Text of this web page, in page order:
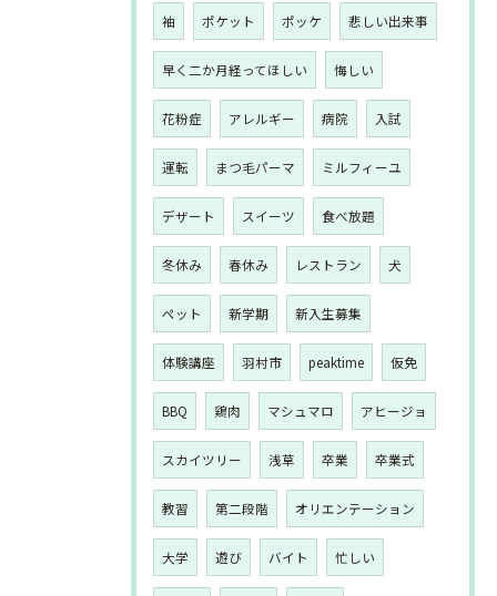
袖 ポケット ポッケ 悲しい出来事
早く二か月経ってほしい 悔しい
花粉症 アレルギー 病院 入試
運転 まつ毛パーマ ミルフィーユ
デザート スイーツ 食べ放題
冬休み 春休み レストラン 犬
ペット 新学期 新入生募集
体験講座 羽村市 peaktime 仮免
BBQ 鶏肉 マシュマロ アヒージョ
スカイツリー 浅草 卒業 卒業式
教習 第二段階 オリエンテーション
大学 遊び バイト 忙しい